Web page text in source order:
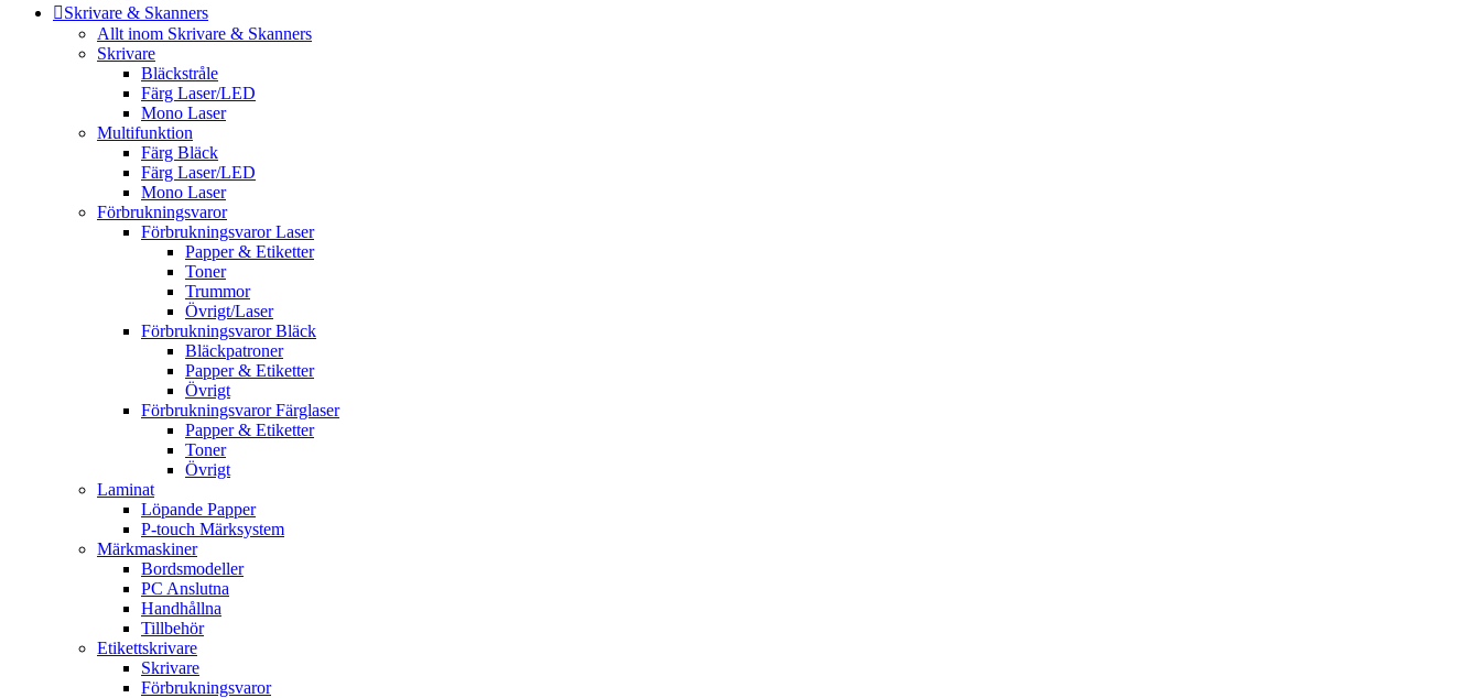
Skrivare & Skanners
Allt inom Skrivare & Skanners
Skrivare
Bläckstråle
Färg Laser/LED
Mono Laser
Multifunktion
Färg Bläck
Färg Laser/LED
Mono Laser
Förbrukningsvaror
Förbrukningsvaror Laser
Papper & Etiketter
Toner
Trummor
Övrigt/Laser
Förbrukningsvaror Bläck
Bläckpatroner
Papper & Etiketter
Övrigt
Förbrukningsvaror Färglaser
Papper & Etiketter
Toner
Övrigt
Laminat
Löpande Papper
P-touch Märksystem
Märkmaskiner
Bordsmodeller
PC Anslutna
Handhållna
Tillbehör
Etikettskrivare
Skrivare
Förbrukningsvaror